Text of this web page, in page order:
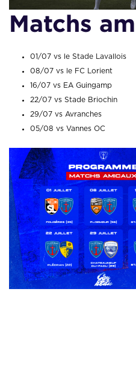
Matchs
01/07 vs le Stade Lavallois
08/07 vs le FC Lorient
16/07 vs EA Guingamp
22/07 vs Stade Briochin
29/07 vs Avranches
05/08 vs Vannes OC